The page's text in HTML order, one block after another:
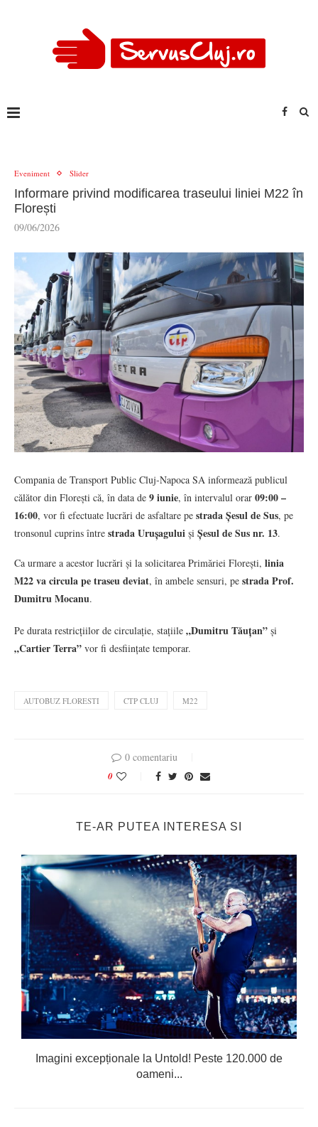
Eveniment Slider
Informare privind modificarea traseului liniei M22 în
Florești
09/06/2026
Compania de Transport Public Cluj-Napoca SA informează publicul
călător din Florești că, în data de 9 iunie, în intervalul orar 09:00 –
16:00, vor fi efectuate lucrări de asfaltare pe strada Șesul de Sus, pe
tronsonul cuprins între strada Urușagului și Șesul de Sus nr. 13.
Ca urmare a acestor lucrări și la solicitarea Primăriei Florești, linia
M22 va circula pe traseu deviat, în ambele sensuri, pe strada Prof.
Dumitru Mocanu.
Pe durata restricțiilor de circulație, stațiile „Dumitru Tăuțan” și
„Cartier Terra” vor fi desființate temporar.
AUTOBUZ FLORESTI CTP CLUJ M22
0 comentariu
0
TE-AR PUTEA INTERESA SI
Imagini excepționale la Untold! Peste 120.000 de
oameni...